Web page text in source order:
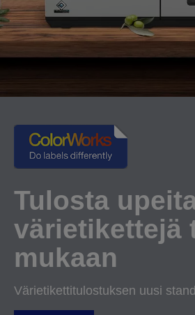
Tulosta
värietikettejä
mukaan
Värietikettitulostuksen uusi